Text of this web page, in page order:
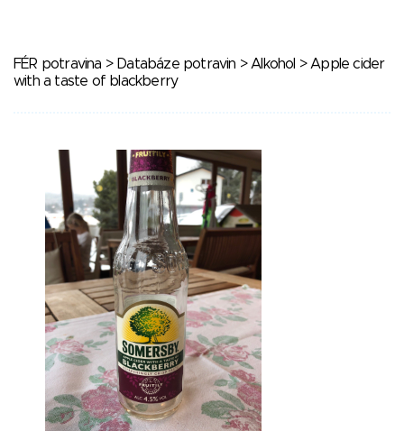
FÉR potravina > Databáze potravin > Alkohol > Apple cider
with a taste of blackberry